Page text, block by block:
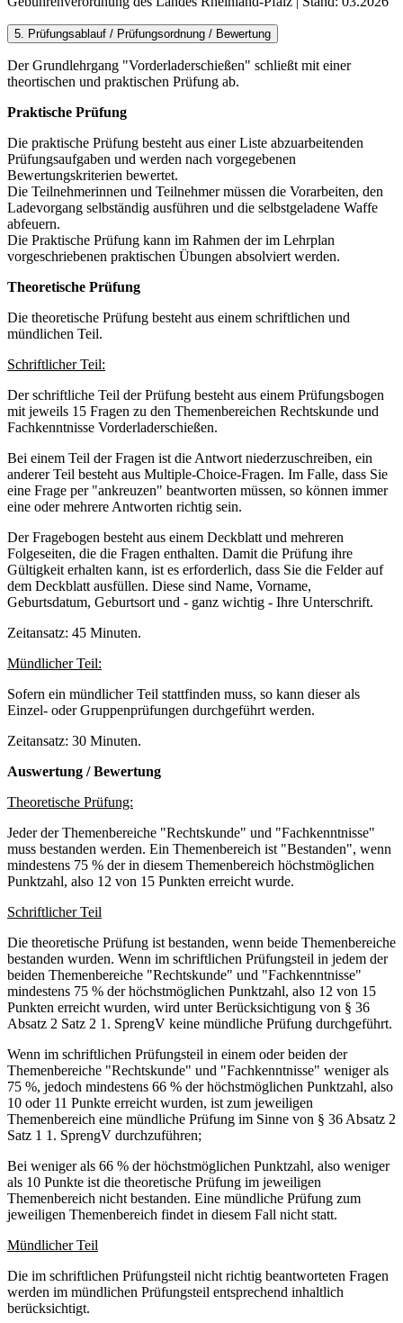
5. Prüfungsablauf / Prüfungsordnung / Bewertung
Der Grundlehrgang "Vorderladerschießen" schließt mit einer
theortischen und praktischen Prüfung ab.
Praktische Prüfung
Die praktische Prüfung besteht aus einer Liste abzuarbeitenden
Prüfungsaufgaben und werden nach vorgegebenen
Bewertungskriterien bewertet.
Die Teilnehmerinnen und Teilnehmer müssen die Vorarbeiten, den
Ladevorgang selbständig ausführen und die selbstgeladene Waffe
abfeuern.
Die Praktische Prüfung kann im Rahmen der im Lehrplan
vorgeschriebenen praktischen Übungen absolviert werden.
Theoretische Prüfung
Die theoretische Prüfung besteht aus einem schriftlichen und
mündlichen Teil.
Schriftlicher Teil:
Der schriftliche Teil der Prüfung besteht aus einem Prüfungsbogen
mit jeweils 15 Fragen zu den Themenbereichen Rechtskunde und
Fachkenntnisse Vorderladerschießen.
Bei einem Teil der Fragen ist die Antwort niederzuschreiben, ein
anderer Teil besteht aus Multiple-Choice-Fragen. Im Falle, dass Sie
eine Frage per "ankreuzen" beantworten müssen, so können immer
eine oder mehrere Antworten richtig sein.
Der Fragebogen besteht aus einem Deckblatt und mehreren
Folgeseiten, die die Fragen enthalten. Damit die Prüfung ihre
Gültigkeit erhalten kann, ist es erforderlich, dass Sie die Felder auf
dem Deckblatt ausfüllen. Diese sind Name, Vorname,
Geburtsdatum, Geburtsort und - ganz wichtig - Ihre Unterschrift.
Zeitansatz: 45 Minuten.
Mündlicher Teil:
Sofern ein mündlicher Teil stattfinden muss, so kann dieser als
Einzel- oder Gruppenprüfungen durchgeführt werden.
Zeitansatz: 30 Minuten.
Auswertung / Bewertung
Theoretische Prüfung:
Jeder der Themenbereiche "Rechtskunde" und "Fachkenntnisse"
muss bestanden werden. Ein Themenbereich ist "Bestanden", wenn
mindestens 75 % der in diesem Themenbereich höchstmöglichen
Punktzahl, also 12 von 15 Punkten erreicht wurde.
Schriftlicher Teil
Die theoretische Prüfung ist bestanden, wenn beide Themenbereiche
bestanden wurden. Wenn im schriftlichen Prüfungsteil in jedem der
beiden Themenbereiche "Rechtskunde" und "Fachkenntnisse"
mindestens 75 % der höchstmöglichen Punktzahl, also 12 von 15
Punkten erreicht wurden, wird unter Berücksichtigung von § 36
Absatz 2 Satz 2 1. SprengV keine mündliche Prüfung durchgeführt.
Wenn im schriftlichen Prüfungsteil in einem oder beiden der
Themenbereiche "Rechtskunde" und "Fachkenntnisse" weniger als
75 %, jedoch mindestens 66 % der höchstmöglichen Punktzahl, also
10 oder 11 Punkte erreicht wurden, ist zum jeweiligen
Themenbereich eine mündliche Prüfung im Sinne von § 36 Absatz 2
Satz 1 1. SprengV durchzuführen;
Bei weniger als 66 % der höchstmöglichen Punktzahl, also weniger
als 10 Punkte ist die theoretische Prüfung im jeweiligen
Themenbereich nicht bestanden. Eine mündliche Prüfung zum
jeweiligen Themenbereich findet in diesem Fall nicht statt.
Mündlicher Teil
Die im schriftlichen Prüfungsteil nicht richtig beantworteten Fragen
werden im mündlichen Prüfungsteil entsprechend inhaltlich
berücksichtigt.